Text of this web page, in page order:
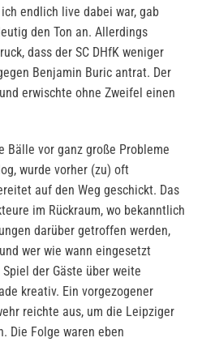
endlich live dabei war, gab
den Ton an. Allerdings
dass der SC DHfK weniger
Benjamin Buric antrat. Der
erwischte ohne Zweifel einen
Bälle vor ganz große Probleme
wurde vorher (zu) oft
auf den Weg geschickt. Das
im Rückraum, wo bekanntlich
darüber getroffen werden,
wer wie wann eingesetzt
der Gäste über weite
kreativ. Ein vorgezogener
reichte aus, um die Leipziger
Die Folge waren eben